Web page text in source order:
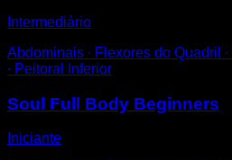
Intermediário
Abdominais ∙ Flexores do Quadril
∙ Peitoral Inferior
Soul Full Body Beginners
Iniciante